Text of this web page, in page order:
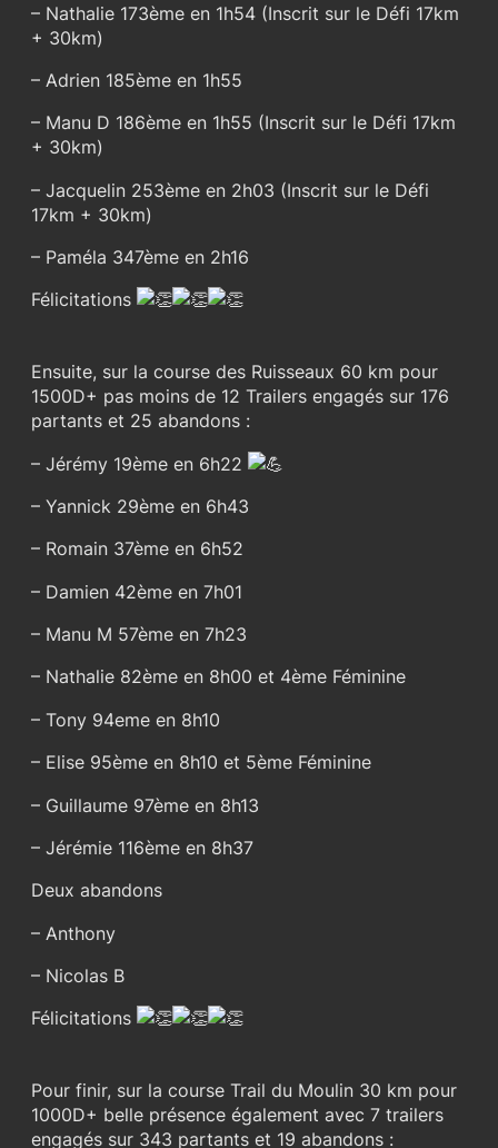
– Nathalie 173ème en 1h54 (Inscrit sur le Défi 17km
+ 30km)
– Adrien 185ème en 1h55
– Manu D 186ème en 1h55 (Inscrit sur le Défi 17km
+ 30km)
– Jacquelin 253ème en 2h03 (Inscrit sur le Défi
17km + 30km)
– Paméla 347ème en 2h16
Félicitations
Ensuite, sur la course des Ruisseaux 60 km pour
1500D+ pas moins de 12 Trailers engagés sur 176
partants et 25 abandons :
– Jérémy 19ème en 6h22
– Yannick 29ème en 6h43
– Romain 37ème en 6h52
– Damien 42ème en 7h01
– Manu M 57ème en 7h23
– Nathalie 82ème en 8h00 et 4ème Féminine
– Tony 94eme en 8h10
– Elise 95ème en 8h10 et 5ème Féminine
– Guillaume 97ème en 8h13
– Jérémie 116ème en 8h37
Deux abandons
– Anthony
– Nicolas B
Félicitations
Pour finir, sur la course Trail du Moulin 30 km pour
1000D+ belle présence également avec 7 trailers
engagés sur 343 partants et 19 abandons :